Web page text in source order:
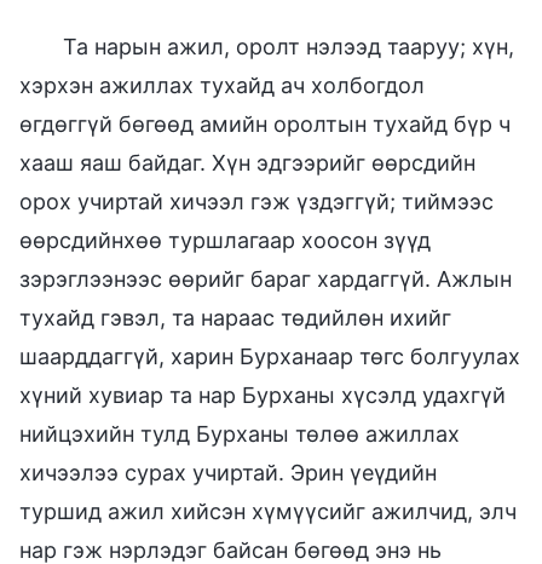
Та нарын ажил, оролт нэлээд тааруу; хүн,
хэрхэн ажиллах тухайд ач холбогдол
өгдөггүй бөгөөд амийн оролтын тухайд бүр ч
хааш яаш байдаг. Хүн эдгээрийг өөрсдийн
орох учиртай хичээл гэж үздэггүй; тиймээс
өөрсдийнхөө туршлагаар хоосон зүүд
зэрэглээнээс өөрийг бараг хардаггүй. Ажлын
тухайд гэвэл, та нараас төдийлөн ихийг
шаарддаггүй, харин Бурханаар төгс болгуулах
хүний хувиар та нар Бурханы хүсэлд удахгүй
нийцэхийн тулд Бурханы төлөө ажиллах
хичээлээ сурах учиртай. Эрин үеүдийн
туршид ажил хийсэн хүмүүсийг ажилчид, элч
нар гэж нэрлэдэг байсан бөгөөд энэ нь